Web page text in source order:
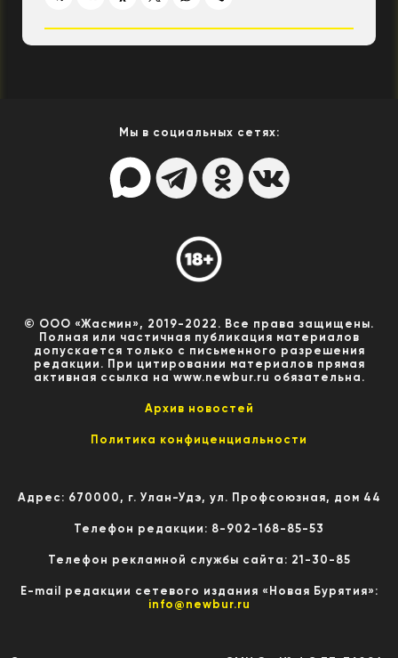
Мы в социальных сетях:
© ООО «Жасмин», 2019-2022. Все права защищены.
Полная или частичная публикация материалов
допускается только с письменного разрешения
редакции. При цитировании материалов прямая
активная ссылка на www.newbur.ru обязательна.
Архив новостей
Политика конфиценциальности
Адрес: 670000, г. Улан-Удэ, ул. Профсоюзная, дом 44
Телефон редакции: 8-902-168-85-53
Телефон рекламной службы сайта: 21-30-85
E-mail редакции сетевого издания «Новая Бурятия»:
info@newbur.ru